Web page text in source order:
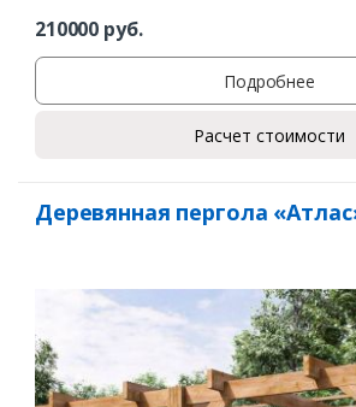
210000 руб.
Подробнее
Расчет стоимости
Деревянная пергола